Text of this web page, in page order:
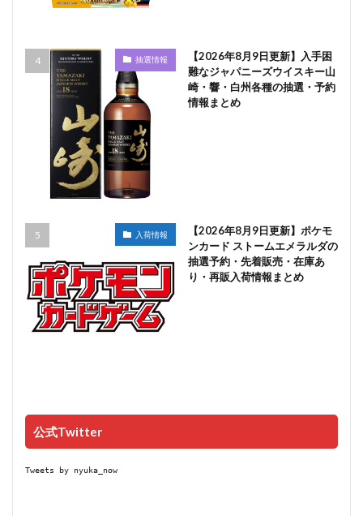
抽選情報
【2026年8月9日更新】入手困
難なジャパニーズウイスキー山
崎・響・白州各種の抽選・予約
情報まとめ
入荷情報
【2026年8月9日更新】ポケモ
ンカード ストームエメラルダの
抽選予約・先着販売・在庫あ
り・再販入荷情報まとめ
公式Twitter
Tweets by nyuka_now